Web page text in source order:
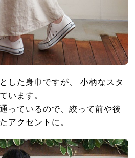
した身巾ですが、 小柄なスタ
います。
っているので、絞って前や後
アクセントに。